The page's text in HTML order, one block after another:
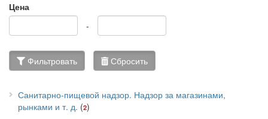
Цена
-
Фильтровать Сбросить
Санитарно-пищевой надзор. Надзор за магазинами,
рынками и т. д. (2)